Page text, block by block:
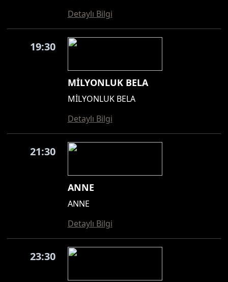
Detaylı Bilgi
19:30
MİLYONLUK BELA
MİLYONLUK BELA
Detaylı Bilgi
21:30
ANNE
ANNE
Detaylı Bilgi
23:30